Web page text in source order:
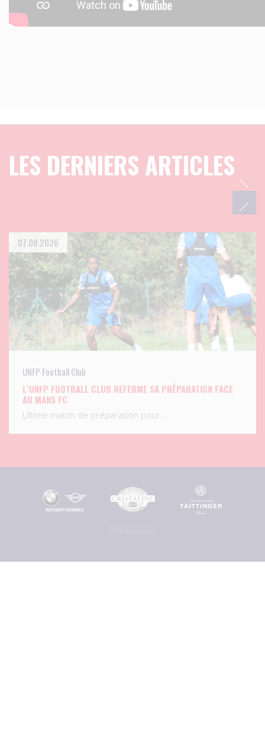
LES DERNIERS ARTICLES
07.08.2026
UNFP Football Club
L’UNFP FOOTBALL CLUB REFERME SA PRÉPARATION FACE
AU MANS FC
Ultime match de préparation pour…